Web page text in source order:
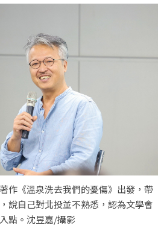
作《溫泉洗去我們的憂傷》出發，帶
說自己對北投並不熟悉，認為文學會
點。沈昱嘉/攝影